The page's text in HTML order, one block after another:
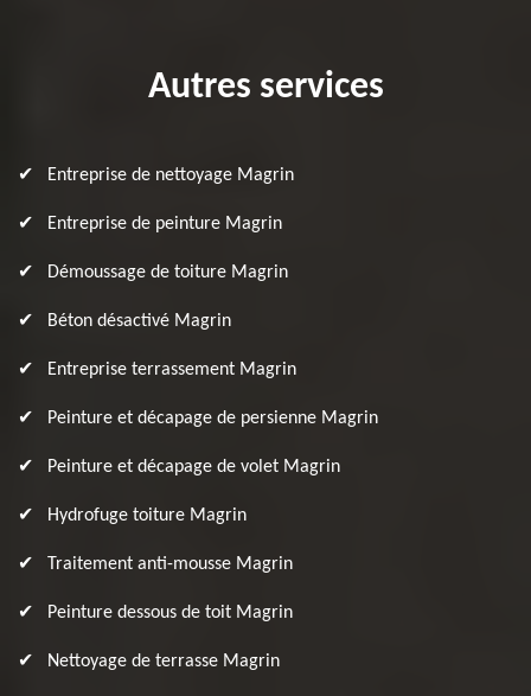
Autres services
Entreprise de nettoyage Magrin
Entreprise de peinture Magrin
Démoussage de toiture Magrin
Béton désactivé Magrin
Entreprise terrassement Magrin
Peinture et décapage de persienne Magrin
Peinture et décapage de volet Magrin
Hydrofuge toiture Magrin
Traitement anti-mousse Magrin
Peinture dessous de toit Magrin
Nettoyage de terrasse Magrin